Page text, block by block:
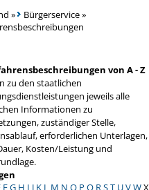
» Bürgerservice»
von A - Z
zu den staatlichen
jeweils alle
Informationen zu
zuständiger Stelle,
erforderlichen Unterlagen,
Kosten/Leistung und
FG H I J K L M N O P Q RST UVWX